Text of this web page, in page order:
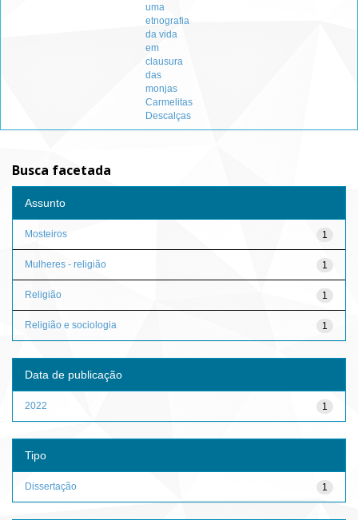
uma
etnografia
da vida
em
clausura
das
monjas
Carmelitas
Descalças
Busca facetada
Assunto
1
Mosteiros
1
Mulheres - religião
1
Religião
1
Religião e sociologia
Data de publicação
1
2022
Tipo
1
Dissertação